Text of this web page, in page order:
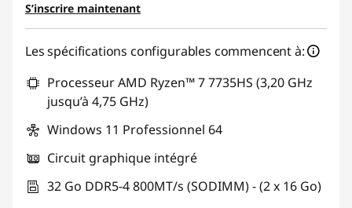
S’inscrire maintenant
Les spécifications configurables commencent à:
Processeur AMD Ryzen™ 7 7735HS (3,20 GHz
jusqu’à 4,75 GHz)
Windows 11 Professionnel 64
Circuit graphique intégré
32 Go DDR5-4 800MT/s (SODIMM) - (2 x 16 Go)